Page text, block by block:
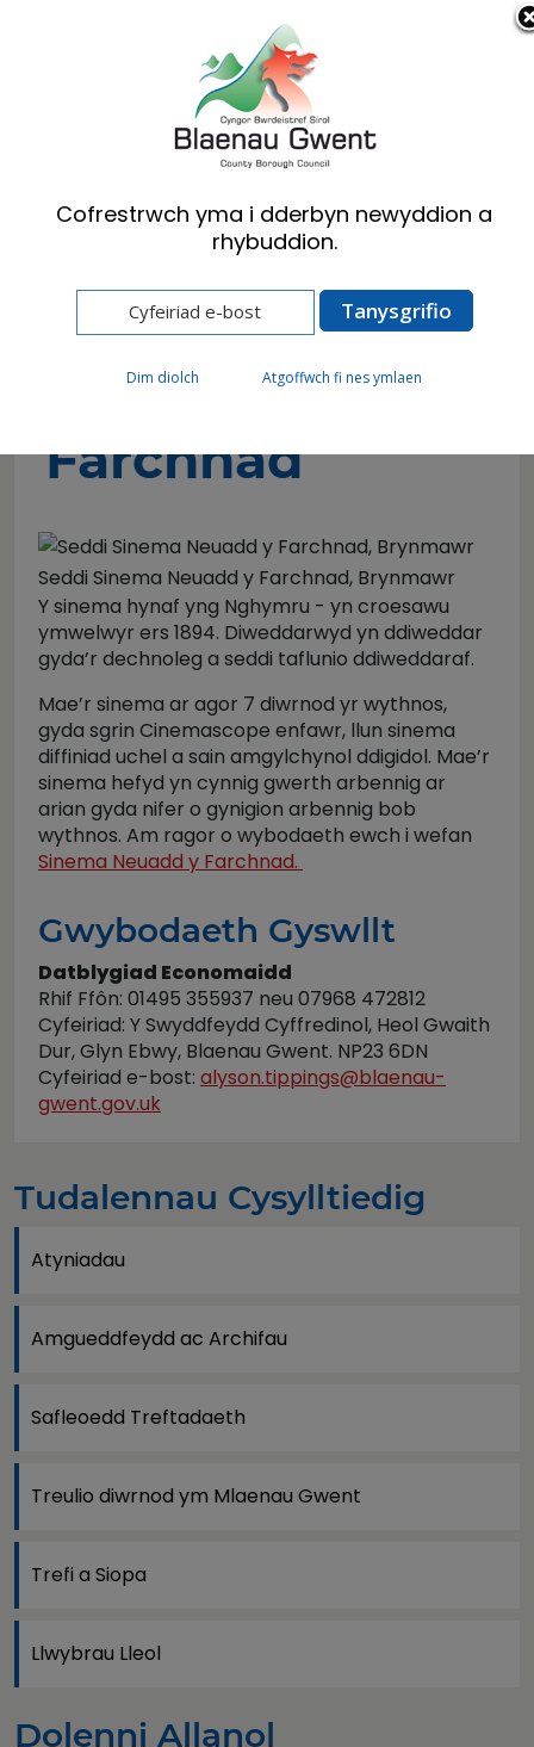
Cymraeg English
Ymwelwyr
Theatrau a Sinemâu
Neuadd y
Farchnad
Seddi Sinema Neuadd y Farchnad, Brynmawr
Y sinema hynaf yng Nghymru - yn croesawu
ymwelwyr ers 1894. Diweddarwyd yn ddiweddar
gyda’r dechnoleg a seddi taflunio ddiweddaraf.
Mae’r sinema ar agor 7 diwrnod yr wythnos,
gyda sgrin Cinemascope enfawr, llun sinema
diffiniad uchel a sain amgylchynol ddigidol. Mae’r
sinema hefyd yn cynnig gwerth arbennig ar
arian gyda nifer o gynigion arbennig bob
wythnos. Am ragor o wybodaeth ewch i wefan
Sinema Neuadd y Farchnad.
Gwybodaeth Gyswllt
Datblygiad Economaidd
Rhif Ffôn: 01495 355937 neu 07968 472812
Cyfeiriad: Y Swyddfeydd Cyffredinol, Heol Gwaith
Dur, Glyn Ebwy, Blaenau Gwent. NP23 6DN
Cyfeiriad e-bost: alyson.tippings@blaenau-
gwent.gov.uk
Tudalennau Cysylltiedig
Atyniadau
Amgueddfeydd ac Archifau
Safleoedd Treftadaeth
Treulio diwrnod ym Mlaenau Gwent
Trefi a Siopa
Llwybrau Lleol
Dolenni Allanol
Cofrestrwch yma i dderbyn newyddion a
rhybuddion.
Dim diolch Atgoffwch fi nes ymlaen